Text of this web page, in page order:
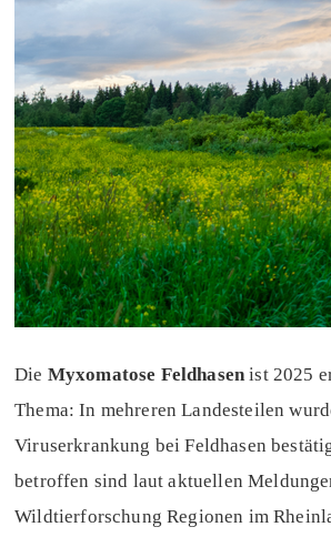
Die Myxomatose Feldhasenist 2025
Thema: In mehreren Landesteilen
Viruserkrankung bei Feldhasen
betroffen sind laut aktuellen
Wildtierforschung Regionen im